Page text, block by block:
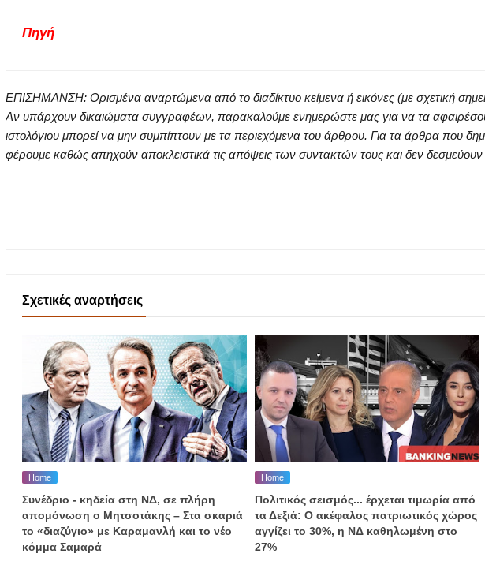
Πηγή
ΕΠΙΣΗΜΑΝΣΗ: Ορισμένα αναρτώμενα από το διαδίκτυο κείμενα ή εικόνες (με σχετική
Αν υπάρχουν δικαιώματα συγγραφέων, παρακαλούμε ενημερώστε μας για να τα
ιστολόγιου μπορεί να μην συμπίπτουν με τα περιεχόμενα του άρθρου. Για τα άρθρα που
φέρουμε καθώς απηχούν αποκλειστικά τις απόψεις των συντακτών τους και δεν δεσμεύουν
Σχετικές αναρτήσεις
Home
Συνέδριο - κηδεία στη ΝΔ, σε πλήρη
απομόνωση ο Μητσοτάκης – Στα σκαριά
το «διαζύγιο» με Καραμανλή και το νέο
κόμμα Σαμαρά
Home
Πολιτικός σεισμός... έρχεται τιμωρία από
τα Δεξιά: Ο ακέφαλος πατριωτικός χώρος
αγγίζει το 30%, η ΝΔ καθηλωμένη στο
27%